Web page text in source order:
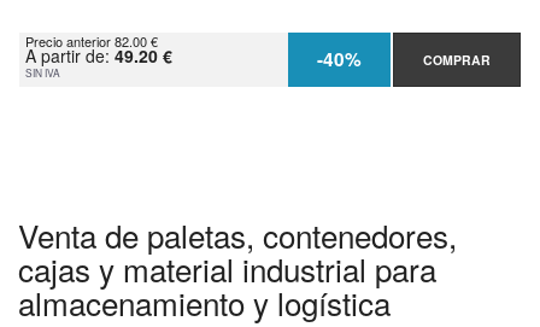
Precio anterior 82.00 €
A partir de: 49.20 €
SIN IVA -40% COMPRAR
Venta de paletas, contenedores,
cajas y material industrial para
almacenamiento y logística